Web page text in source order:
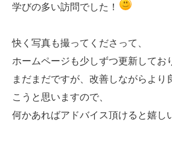
学びの多い訪問でした！
快く写真も撮ってくださって、
ホームページも少しずつ更新してお
まだまだですが、改善しながらより
こうと思いますので、
何かあればアドバイス頂けると嬉し